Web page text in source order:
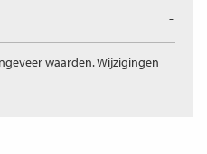
-
waarden. Wijzigingen